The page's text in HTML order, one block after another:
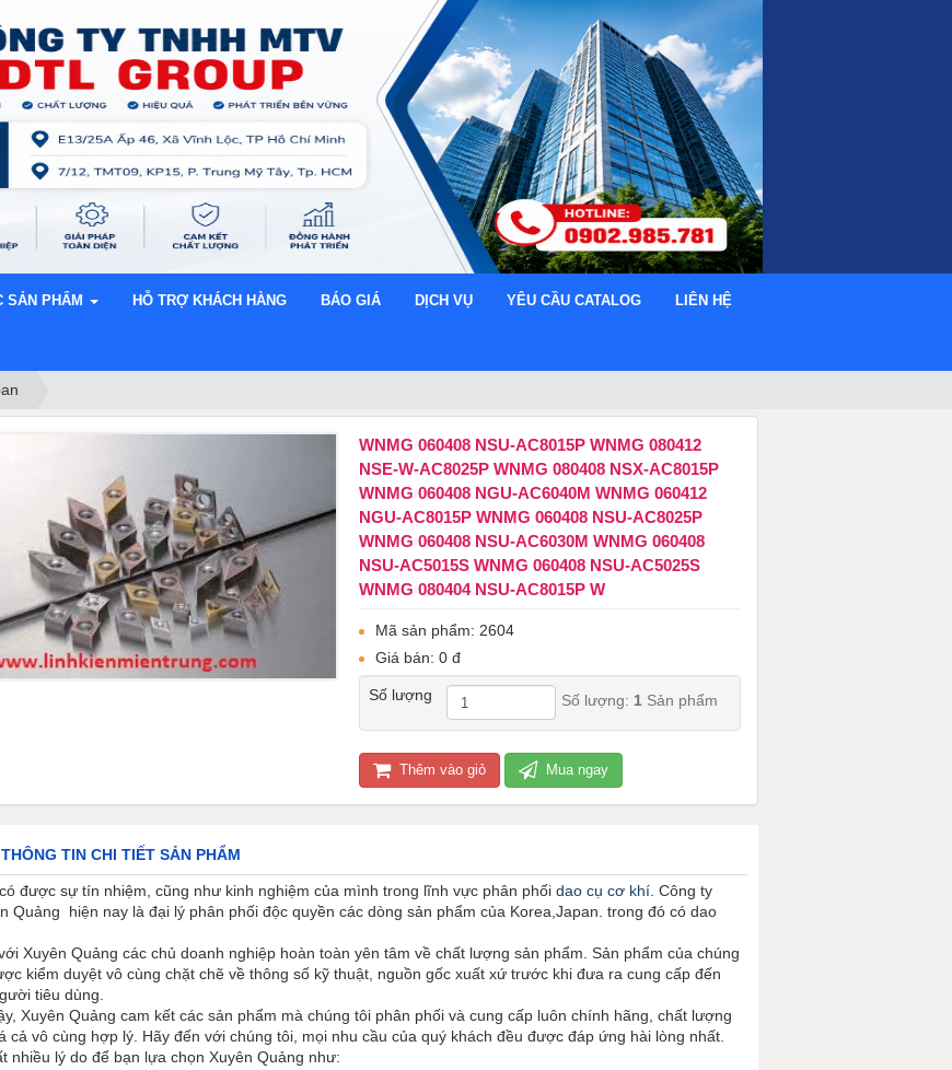
SẢN PHẨM HỖ TRỢ KHÁCH HÀNG BÁO GIÁ DỊCH VỤ YÊU CẦU CATALOG LIÊN HỆ
WNMG 060408 NSU-AC8015P WNMG 080412
NSE-W-AC8025P WNMG 080408 NSX-AC8015P
WNMG 060408 NGU-AC6040M ​​​​​​​WNMG 060412
NGU-AC8015P WNMG 060408 NSU-AC8025P
WNMG 060408 NSU-AC6030M WNMG 060408
NSU-AC5015S WNMG 060408 NSU-AC5025S
WNMG 080404 NSU-AC8015P W
Mã sản phẩm: 2604
Giá bán: 0 đ
Số lượng Số lượng: 1 Sản phẩm
Thêm vào giỏ Mua ngay
THÔNG TIN CHI TIẾT SẢN PHẨM
được sự tín nhiệm, cũng như kinh nghiệm của mình trong lĩnh vực phân phối dao cụ cơ khí . Công ty
Quảng hiện nay là đại lý phân phối độc quyền các dòng sản phẩm của Korea,Japan. trong đó có dao
Xuyên Quảng các chủ doanh nghiệp hoàn toàn yên tâm về chất lượng sản phẩm. Sản phẩm của chúng
kiểm duyệt vô cùng chặt chẽ về thông số kỹ thuật, nguồn gốc xuất xứ trước khi đưa ra cung cấp đến
tiêu dùng.
Xuyên Quảng cam kết các sản phẩm mà chúng tôi phân phối và cung cấp luôn chính hãng, chất lượng
cả vô cùng hợp lý. Hãy đến với chúng tôi, mọi nhu cầu của quý khách đều được đáp ứng hài lòng nhất.
nhiều lý do để bạn lựa chọn Xuyên Quảng như: